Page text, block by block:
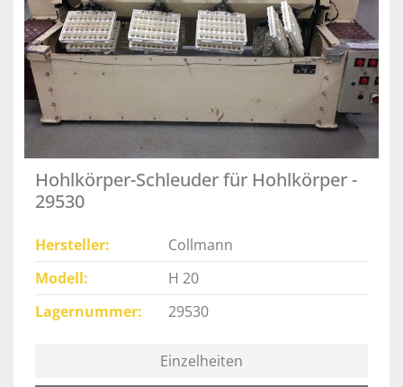
Hohlkörper-Schleuder für Hohlkörper -
29530
Hersteller
Collmann
Modell
H 20
Lagernummer
29530
Einzelheiten